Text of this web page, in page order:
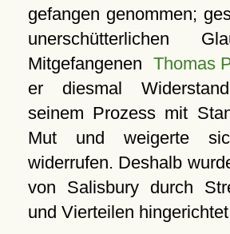
gefangen genommen;
unerschütterlichen
Mitgefangenen Thomas
er diesmal
seinem Prozess mit
Mut und weigerte
widerrufen. Deshalb
von Salisbury durch
und Vierteilen